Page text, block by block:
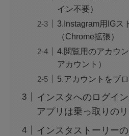
イン不要）
3.Instagram用IGス
（Chrome拡張）
4.閲覧用のアカウ
アカウント）
5.アカウントをブ
インスタへのログイ
アプリは乗っ取りの
インスタストーリー